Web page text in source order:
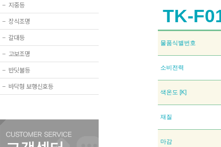
− 지중등
− 장식조명
− 갈대등
− 고보조명
− 반딧불등
− 바닥형 보행신호등
TK-
물품식별번호
소비전력
색온도 [K]
재질
마감